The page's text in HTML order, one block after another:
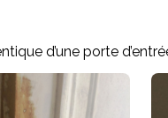
d’une porte